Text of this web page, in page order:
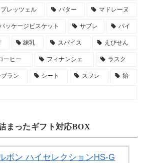
プレッツェル バター マドレーヌ
ッケージビスケット サブレ パイ
練乳 スパイス えびせん
ーヒー フィナンシェ ラスク
ラン シート スフレ 飴
まったギフト対応BOX
ボン ハイセレクションHS-G